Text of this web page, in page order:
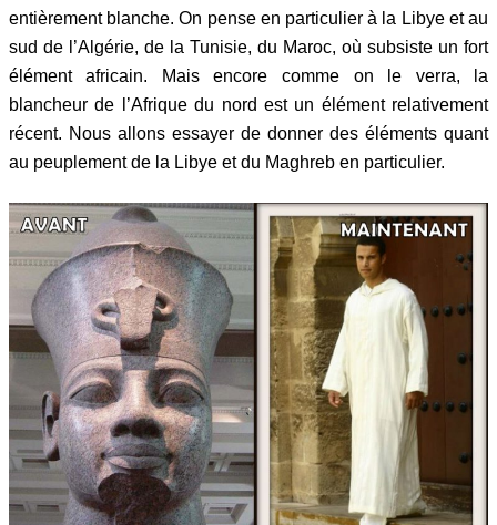
entièrement blanche. On pense en particulier à la Libye et au
sud de l’Algérie, de la Tunisie, du Maroc, où subsiste un fort
élément africain. Mais encore comme on le verra, la
blancheur de l’Afrique du nord est un élément relativement
récent. Nous allons essayer de donner des éléments quant
au peuplement de la Libye et du Maghreb en particulier.